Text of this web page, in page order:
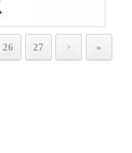
26 27 > »